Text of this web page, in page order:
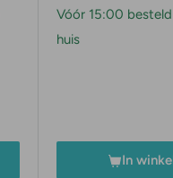
Vóór 15:00
huis
In